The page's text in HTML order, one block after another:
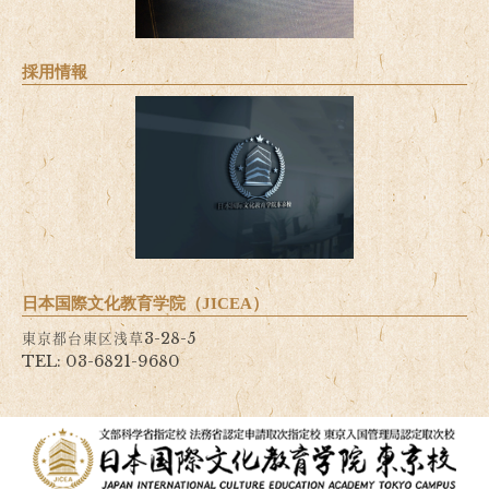
採用情報
日本国際文化教育学院（JICEA）
東京都台東区浅草3-28-5
TEL: 03-6821-9680